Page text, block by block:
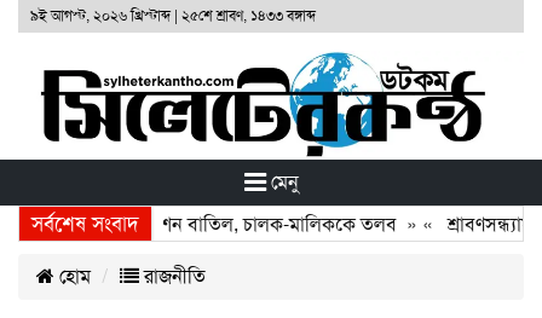
৯ই আগস্ট, ২০২৬ খ্রিস্টাব্দ| ২৫শে শ্রাবণ, ১৪৩৩ বঙ্গাব্দ
মেনু
সর্বশেষ সংবাদ
দুই বাসের রেজিস্ট্রেশন বাতিল, চালক-মালিককে তলব» « শ্রাবণসন্ধ্যায়
হোম রাজনীতি